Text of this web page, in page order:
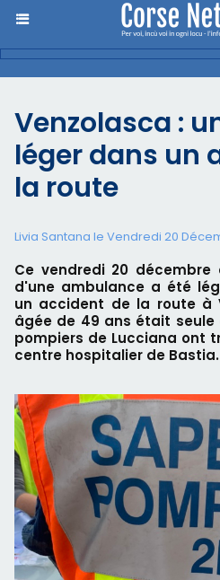
Venzolasca :
léger dans un
la route
Livia Santana le Vendredi 20
Ce vendredi 20
d'une ambulance a été
un accident de la route à
âgée de 49 ans était seule
pompiers de Lucciana ont
centre hospitalier de Bastia.